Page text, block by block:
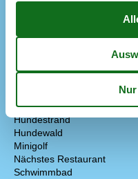
Radio
Die nächste Stadt
Entf. zum Wasser/Baden
Golfplatz
Hundestrand
Hundewald
Minigolf
Nächstes Restaurant
Schwimmbad